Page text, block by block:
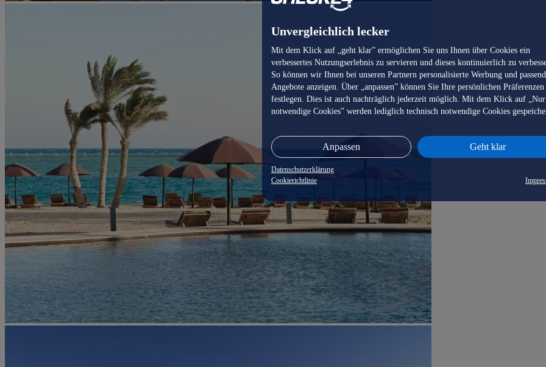
Unvergleichlich lecker
Mit dem Klick auf „geht klar” ermöglichen Sie uns Ihnen über Cookies ein
verbessertes Nutzungserlebnis zu servieren und dieses kontinuierlich zu
So können wir Ihnen bei unseren Partnern personalisierte Werbung und
Angebote anzeigen. Über „anpassen” können Sie Ihre persönlichen Präferenzen
festlegen. Dies ist auch nachträglich jederzeit möglich. Mit dem Klick auf „Nur
notwendige Cookies” werden lediglich technisch notwendige Cookies
Anpassen Geht klar
Datenschutzerklärung
Cookierichtlinie